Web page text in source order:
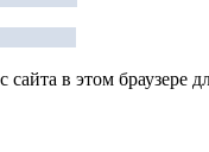
сайта в этом браузере